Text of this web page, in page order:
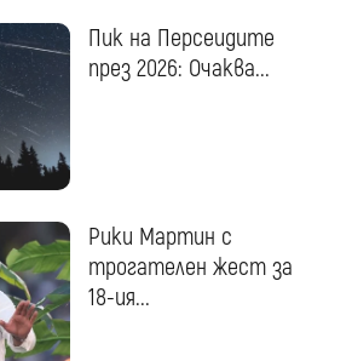
Пик на Персеидите
през 2026: Очаква...
Рики Мартин с
трогателен жест за
18-ия...